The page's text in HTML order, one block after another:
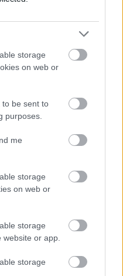
storage
on web or
to be sent to
purposes.
me
storage
on web or
storage
or app.
storage
rendeléseinek
miközben
automatizált
és a
idén is hasonló
Dániel
tavalyi